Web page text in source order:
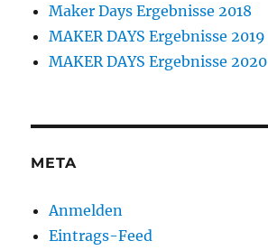
Maker Days Ergebnisse 2018
MAKER DAYS Ergebnisse 2019
MAKER DAYS Ergebnisse 2020
META
Anmelden
Eintrags-Feed